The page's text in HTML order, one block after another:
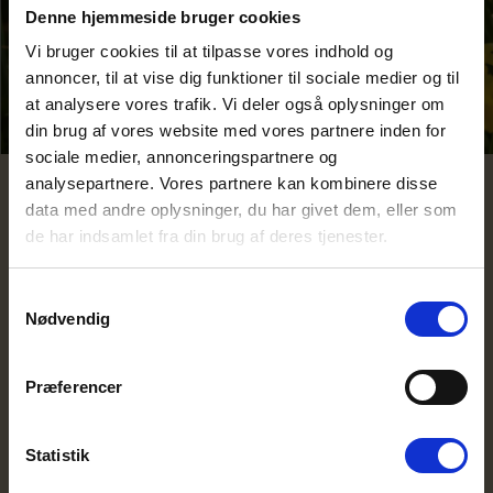
Denne hjemmeside bruger cookies
Vi bruger cookies til at tilpasse vores indhold og
annoncer, til at vise dig funktioner til sociale medier og til
at analysere vores trafik. Vi deler også oplysninger om
din brug af vores website med vores partnere inden for
sociale medier, annonceringspartnere og
analysepartnere. Vores partnere kan kombinere disse
data med andre oplysninger, du har givet dem, eller som
de har indsamlet fra din brug af deres tjenester.
Nødvendig
Præferencer
Statistik
3. Lav påskeæg, og ta’ på æggejagt
gemt til æggejagt.
Rengør ægget
ægget